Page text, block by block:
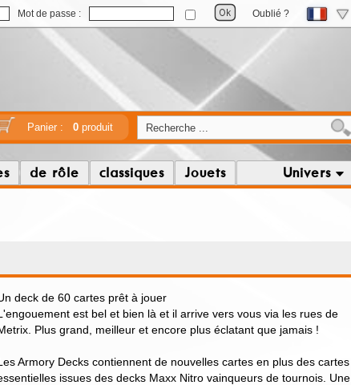
Mot de passe : Oublié ?
Panier : 0produit
de rôle classiques Jouets Univers
deck de 60 cartes prêt à jouer
est bel et bien là et il arrive vers vous via les rues de
Plus grand, meilleur et encore plus éclatant que jamais !
Armory Decks contiennent de nouvelles cartes en plus des cartes
issues des decks Maxx Nitro vainqueurs de tournois. Une